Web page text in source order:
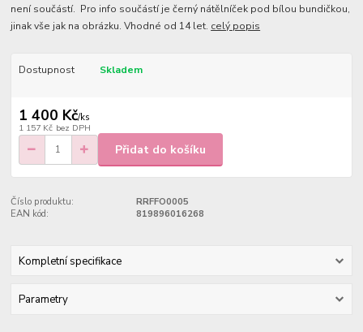
není součástí. Pro info součástí je černý nátělníček pod bílou bundičkou,
jinak vše jak na obrázku. Vhodné od 14 let. celý popis
Dostupnost Skladem
1 400 Kč/ks
1 157 Kč bez DPH
Přidat do košíku
Číslo produktu:
RRFFO0005
EAN kód:
819896016268
Kompletní specifikace
Parametry